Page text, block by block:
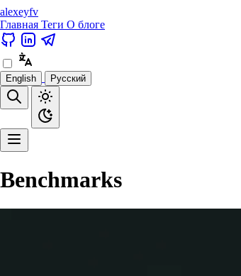
alexeyfv
Главная Теги О блоге
English Русский
Benchmarks